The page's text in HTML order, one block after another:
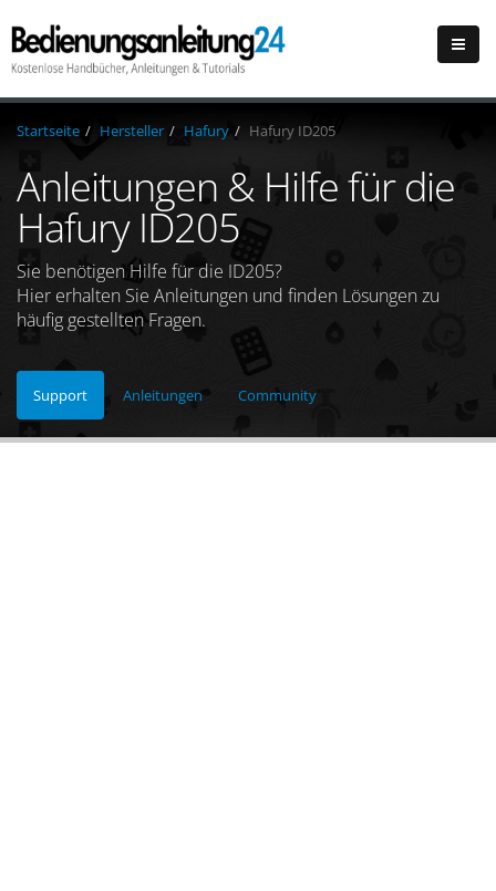
Startseite Hersteller Hafury Hafury ID205
Anleitungen & Hilfe für die
Hafury ID205
Sie benötigen Hilfe für die ID205?
Hier erhalten Sie Anleitungen und finden Lösungen zu
häufig gestellten Fragen.
Support Anleitungen Community